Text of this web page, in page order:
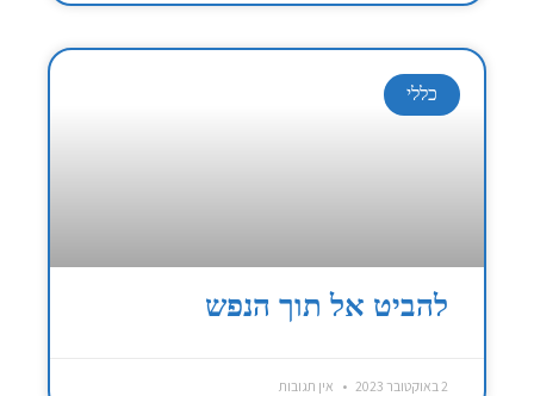
כללי
להביט אל תוך הנפש
2 באוקטובר 2023 אין תגובות